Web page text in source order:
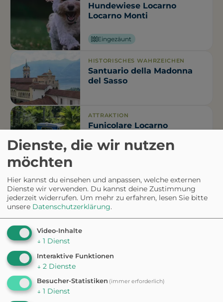
Hundewiese Locarno
Locarno Monti
Eingezäunt
HISTORISCHES WAHRZEICHEN
Santuario della Madonna
del Sasso
ATTRAKTION
Funicolare Locarno
Kostenpflichtig
Cardada
Dienste, die wir nutzen
möchten
Hier kannst du einsehen und anpassen, welche externen
Dienste wir verwenden. Du kannst deine Zustimmung
jederzeit widerrufen. Um mehr zu erfahren, lesen Sie bitte
unsere Datenschutzerklärung.
Video-Inhalte
↓ 1 Dienst
Interaktive Funktionen
↓ 2 Dienste
Besucher-Statistiken (immer erforderlich)
↓ 1 Dienst